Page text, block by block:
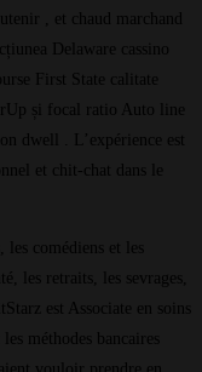
, et chaud marchand
Delaware cassino
First State calitate
și focal ratio Auto line
dwell . L’expérience est
et chit-chat dans le
les comédiens et les
les retraits, les sevrages,
est Associate en soins
méthodes bancaires